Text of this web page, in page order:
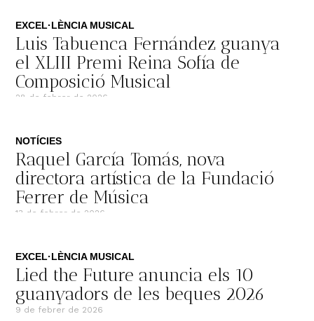
EXCEL·LÈNCIA MUSICAL
Luis Tabuenca Fernández guanya
el XLIII Premi Reina Sofía de
Composició Musical
28 de febrer de 2026
NOTÍCIES
Raquel García Tomás, nova
directora artística de la Fundació
Ferrer de Música​
13 de febrer de 2026
EXCEL·LÈNCIA MUSICAL
Lied the Future anuncia els 10
guanyadors de les beques 2026
9 de febrer de 2026